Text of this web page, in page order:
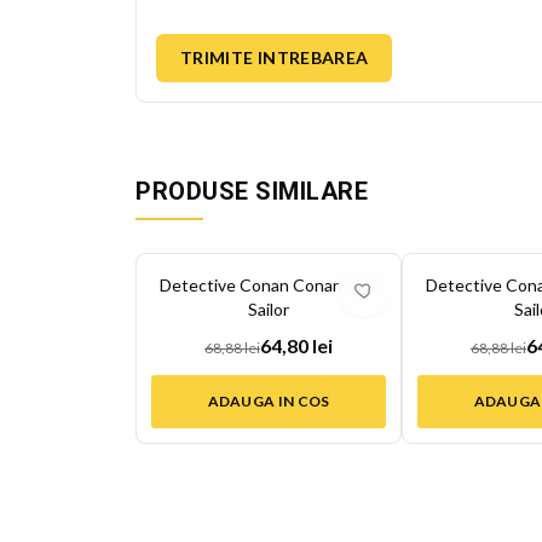
TRIMITE INTREBAREA
PRODUSE SIMILARE
6%
Detective Conan Conan si Ai
Sailor
68,88 lei64,80 lei
ADAUGA IN COS
6%
Detective
68,88 lei